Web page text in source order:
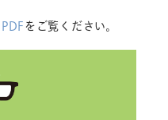
入門編）」
PDFをご覧ください。